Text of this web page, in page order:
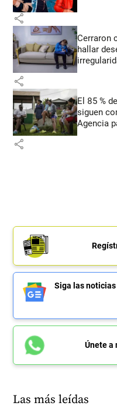
share
Cerraron
hallar
share
El 85 %
siguen
Agencia
share
Siga las noticias
Únete a
Las más leídas